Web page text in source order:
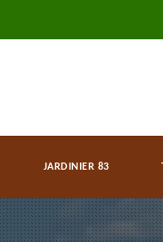
JARDINIER 83